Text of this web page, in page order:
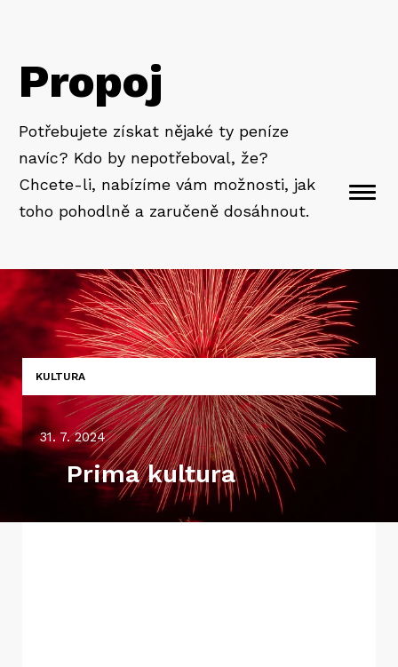
Propoj
Potřebujete získat nějaké ty peníze
navíc? Kdo by nepotřeboval, že?
Chcete-li, nabízíme vám možnosti, jak
toho pohodlně a zaručeně dosáhnout.
KULTURA
31. 7. 2024
Prima kultura